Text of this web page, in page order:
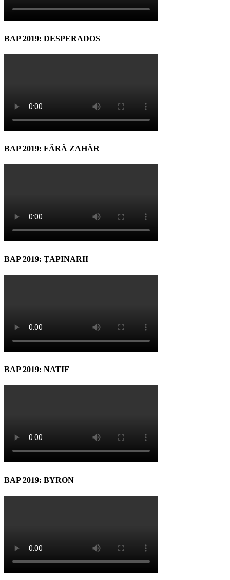
BAP 2019: DESPERADOS
BAP 2019: FĂRĂ ZAHĂR
BAP 2019: ŢAPINARII
BAP 2019: NATIF
BAP 2019: BYRON